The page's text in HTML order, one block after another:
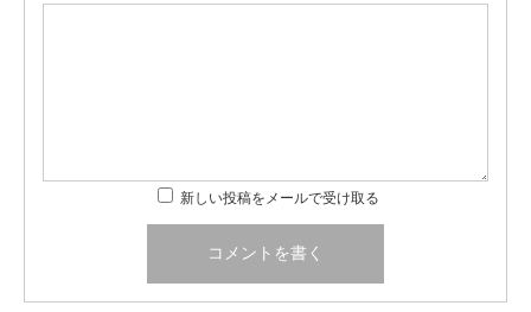
新しい投稿をメールで受け取る